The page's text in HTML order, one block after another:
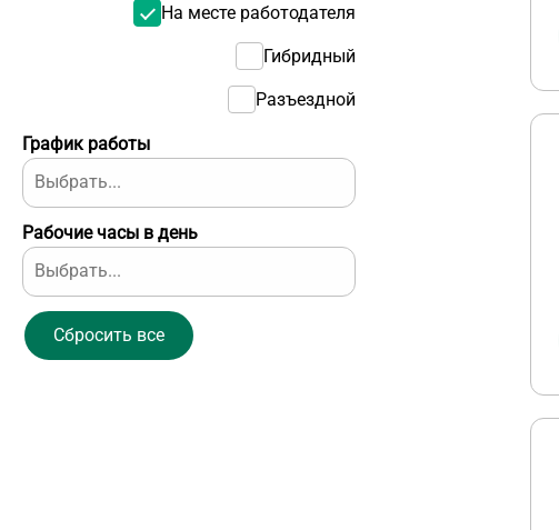
График работы
Рабочие часы в день
На месте работодателя
Гибридный
Разъездной
Сбросить все